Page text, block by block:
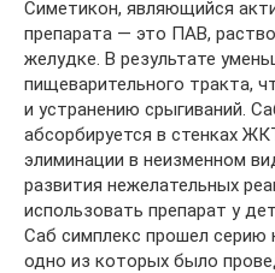
Симетикон, являющийся
препарата — это ПАВ,
желудке. В результате
пищеварительного тракта,
и устранению срыгиваний.
абсорбируется в стенках
элиминации в неизменном
развития нежелательных
использовать препарат у
Саб симплекс прошел серию
одно из которых было